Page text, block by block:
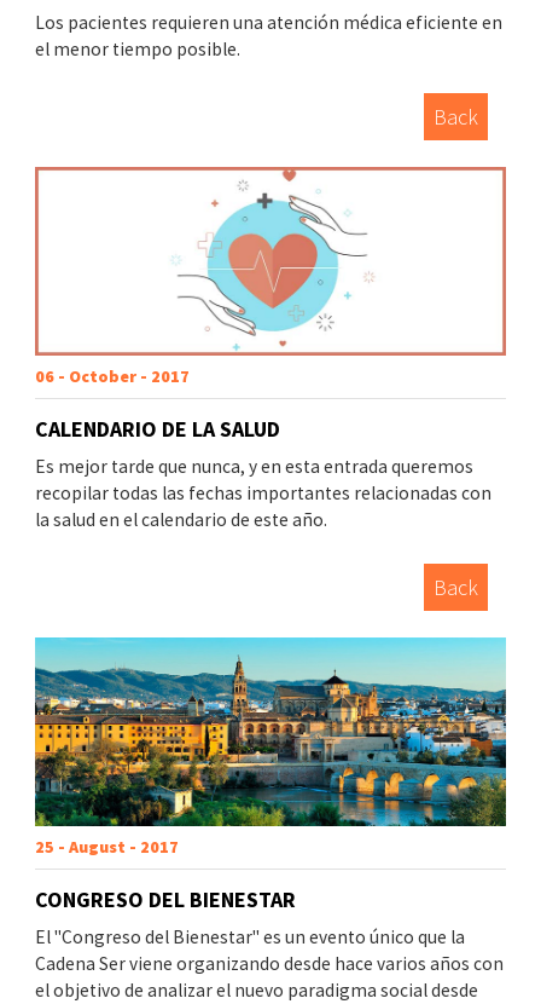
Los pacientes requieren una atención médica eficiente en
el menor tiempo posible.
Back
06 - October - 2017
CALENDARIO DE LA SALUD
Es mejor tarde que nunca, y en esta entrada queremos
recopilar todas las fechas importantes relacionadas con
la salud en el calendario de este año.
Back
25 - August - 2017
CONGRESO DEL BIENESTAR
El "Congreso del Bienestar" es un evento único que la
Cadena Ser viene organizando desde hace varios años con
el objetivo de analizar el nuevo paradigma social desde